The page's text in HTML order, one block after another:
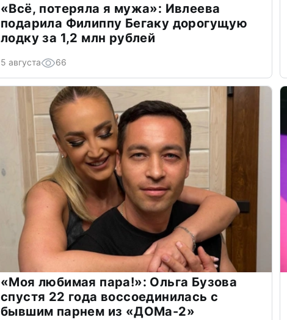
«Всё, потеряла я мужа»: Ивлеева
подарила Филиппу Бегаку дорогущую
лодку за 1,2 млн рублей
5 августа 66
«Моя любимая пара!»: Ольга Бузова
спустя 22 года воссоединилась с
бывшим парнем из «ДОМа-2»